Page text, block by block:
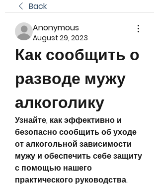
Back
Anonymous
August 29, 2023
Как сообщить о
разводе мужу
алкоголику
Узнайте, как эффективно и
безопасно сообщить об уходе
от алкогольной зависимости
мужу и обеспечить себе защиту
с помощью нашего
практического руководства.